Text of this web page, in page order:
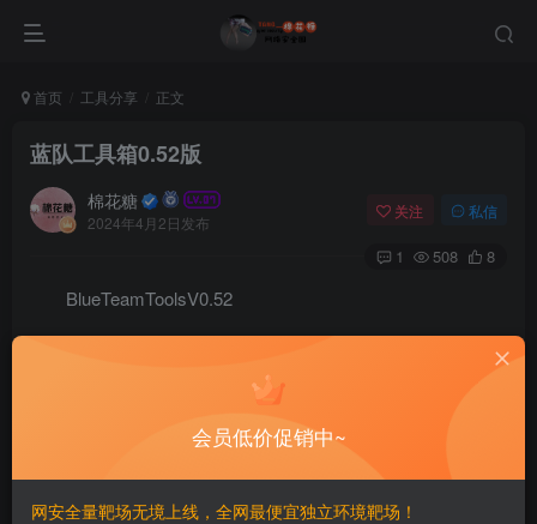
首页 工具分享 正文
蓝队工具箱0.52版
棉花糖
2024年4月2日发布
关注 私信
1 508 8
BlueTeamToolsV0.52
此处内容已隐藏，糖心会员可见
会员低价促销中~
网安全量靶场无境上线，全网最便宜独立环境靶场！